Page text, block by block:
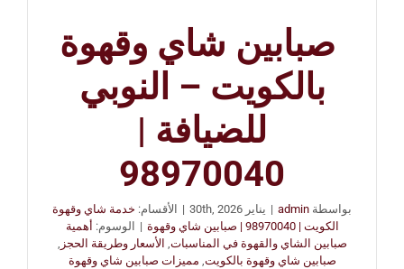
صبابين شاي وقهوة
بالكويت – النوبي
للضيافة |
98970040
بواسطة admin
| يناير 30th, 2026 | الأقسام: خدمة شاي وقهوة
الكويت | 98970040 | صبابين شاي وقهوة
| الوسوم: أهمية
صبابين الشاي والقهوة في المناسبات الأسعار وطريقة الحجز
صبابين شاي وقهوة بالكويت مميزات صبابين شاي وقهوة